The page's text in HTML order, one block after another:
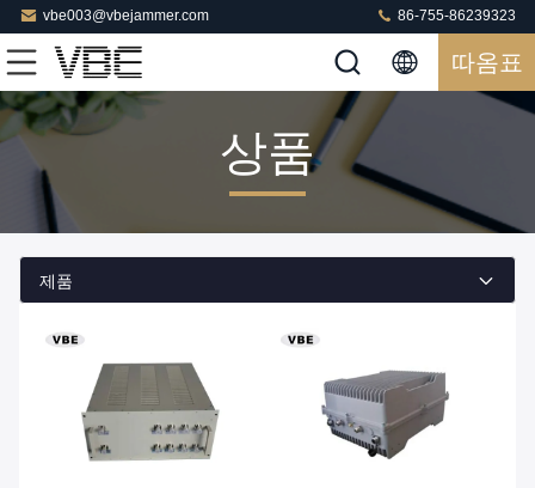
vbe003@vbejammer.com 86-755-86239323
따옴표
상품
제품